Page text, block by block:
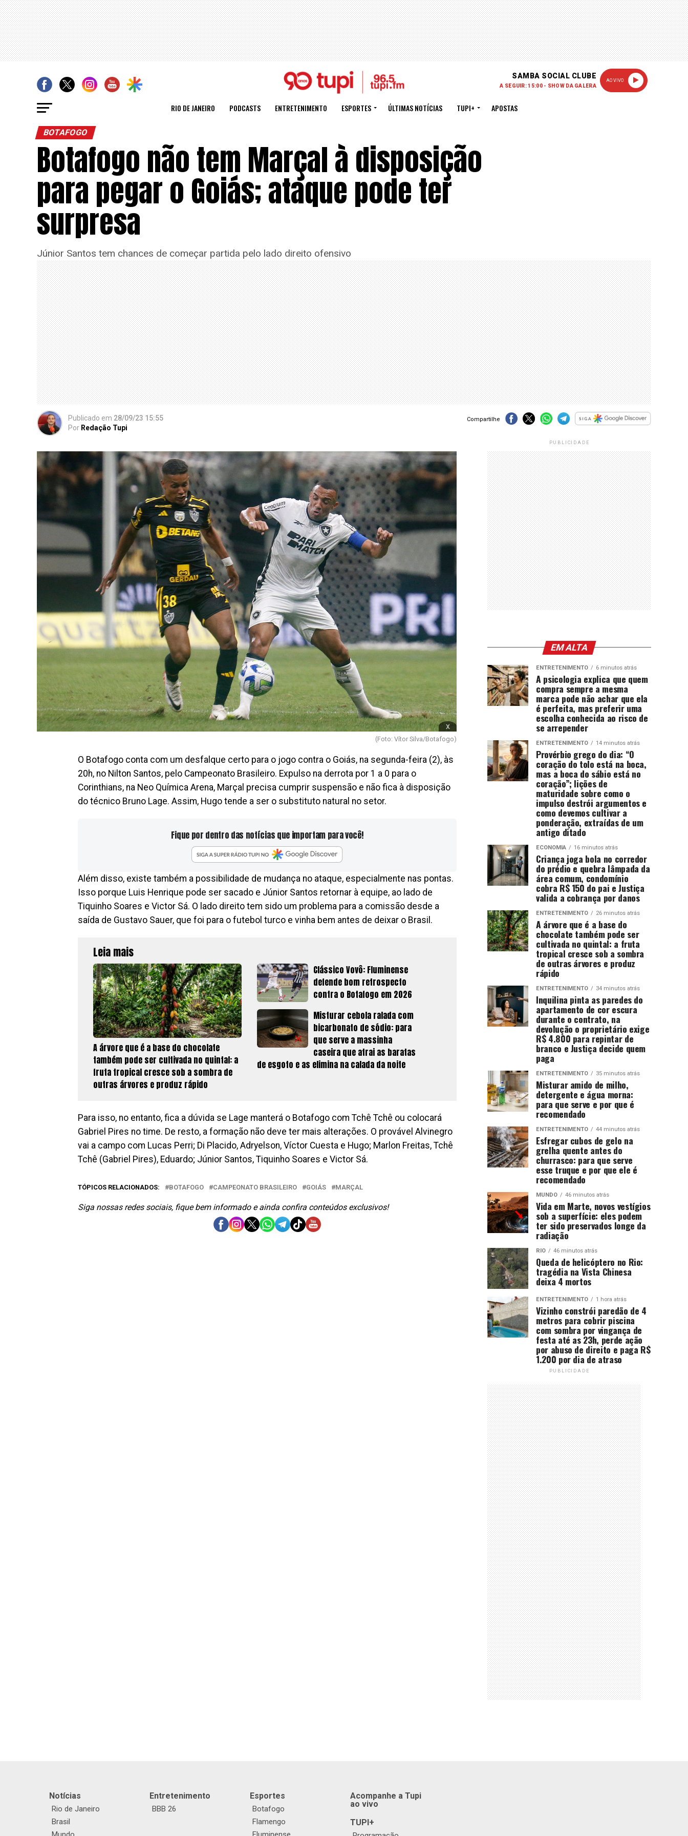
SAMBA SOCIAL CLUBE
A SEGUIR: 15:00 - SHOW DA GALERA
AO VIVO
RIO DE JANEIRO PODCASTS ENTRETENIMENTO ESPORTES ÚLTIMAS NOTÍCIAS TUPI+ APOSTAS
BOTAFOGO
Botafogo não tem Marçal à disposição
para pegar o Goiás; ataque pode ter
surpresa
Júnior Santos tem chances de começar partida pelo lado direito ofensivo
Publicado em 28/09/23 15:55
Por Redação Tupi
Compartilhe
x
(Foto: Vítor Silva/Botafogo)
O Botafogo conta com um desfalque certo para o jogo contra o Goiás, na segunda-feira (2), às
20h, no Nilton Santos, pelo Campeonato Brasileiro. Expulso na derrota por 1 a 0 para o
Corinthians, na Neo Química Arena, Marçal precisa cumprir suspensão e não fica à disposição
do técnico Bruno Lage. Assim, Hugo tende a ser o substituto natural no setor.
Fique por dentro das notícias que importam para você!
Além disso, existe também a possibilidade de mudança no ataque, especialmente nas pontas.
Isso porque Luis Henrique pode ser sacado e Júnior Santos retornar à equipe, ao lado de
Tiquinho Soares e Victor Sá. O lado direito tem sido um problema para a comissão desde a
saída de Gustavo Sauer, que foi para o futebol turco e vinha bem antes de deixar o Brasil.
Leia mais
A árvore que é a base do chocolate
também pode ser cultivada no quintal: a
fruta tropical cresce sob a sombra de
outras árvores e produz rápido
Clássico Vovô: Fluminense
defende bom retrospecto
contra o Botafogo em 2026
Misturar cebola ralada com
bicarbonato de sódio: para
que serve a massinha
caseira que atrai as baratas
de esgoto e as elimina na calada da noite
Para isso, no entanto, fica a dúvida se Lage manterá o Botafogo com Tchê Tchê ou colocará
Gabriel Pires no time. De resto, a formação não deve ter mais alterações. O provável Alvinegro
vai a campo com Lucas Perri; Di Placido, Adryelson, Víctor Cuesta e Hugo; Marlon Freitas, Tchê
Tchê (Gabriel Pires), Eduardo; Júnior Santos, Tiquinho Soares e Victor Sá.
TÓPICOS RELACIONADOS: BOTAFOGO CAMPEONATO BRASILEIRO GOIÁS MARÇAL
Siga nossas redes sociais, fique bem informado e ainda confira conteúdos exclusivos!
PUBLICIDADE
EM ALTA
ENTRETENIMENTO 6 minutos atrás
A psicologia explica que quem
compra sempre a mesma
marca pode não achar que ela
é perfeita, mas preferir uma
escolha conhecida ao risco de
se arrepender
ENTRETENIMENTO 14 minutos atrás
Provérbio grego do dia: “O
coração do tolo está na boca,
mas a boca do sábio está no
coração”; lições de
maturidade sobre como o
impulso destrói argumentos e
como devemos cultivar a
ponderação, extraídas de um
antigo ditado
ECONOMIA 16 minutos atrás
Criança joga bola no corredor
do prédio e quebra lâmpada da
área comum, condomínio
cobra R$ 150 do pai e Justiça
valida a cobrança por danos
ENTRETENIMENTO 26 minutos atrás
A árvore que é a base do
chocolate também pode ser
cultivada no quintal: a fruta
tropical cresce sob a sombra
de outras árvores e produz
rápido
ENTRETENIMENTO 34 minutos atrás
Inquilina pinta as paredes do
apartamento de cor escura
durante o contrato, na
devolução o proprietário exige
R$ 4.800 para repintar de
branco e Justiça decide quem
paga
ENTRETENIMENTO 35 minutos atrás
Misturar amido de milho,
detergente e água morna:
para que serve e por que é
recomendado
ENTRETENIMENTO 44 minutos atrás
Esfregar cubos de gelo na
grelha quente antes do
churrasco: para que serve
esse truque e por que ele é
recomendado
MUNDO 46 minutos atrás
Vida em Marte, novos vestígios
sob a superfície: eles podem
ter sido preservados longe da
radiação
RIO 46 minutos atrás
Queda de helicóptero no Rio:
tragédia na Vista Chinesa
deixa 4 mortos
ENTRETENIMENTO 1 hora atrás
Vizinho constrói paredão de 4
metros para cobrir piscina
com sombra por vingança de
festa até as 23h, perde ação
por abuso de direito e paga R$
1.200 por dia de atraso
PUBLICIDADE
Notícias
Rio de Janeiro
Brasil
Entretenimento
BBB 26
Esportes
Botafogo
Flamengo
Acompanhe a Tupi
ao vivo
TUPI+